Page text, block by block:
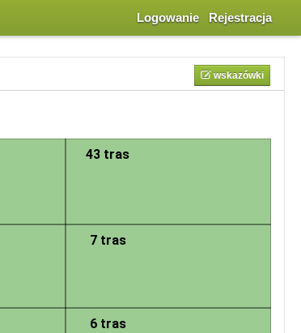
Logowanie Rejestracja
wskazówki
sposób, z tym, że po kliknięciu w dany sektor następuje
takim punkcie powoduje przeniesienie do szczegółowego
6 tras
7 tras
43 tras